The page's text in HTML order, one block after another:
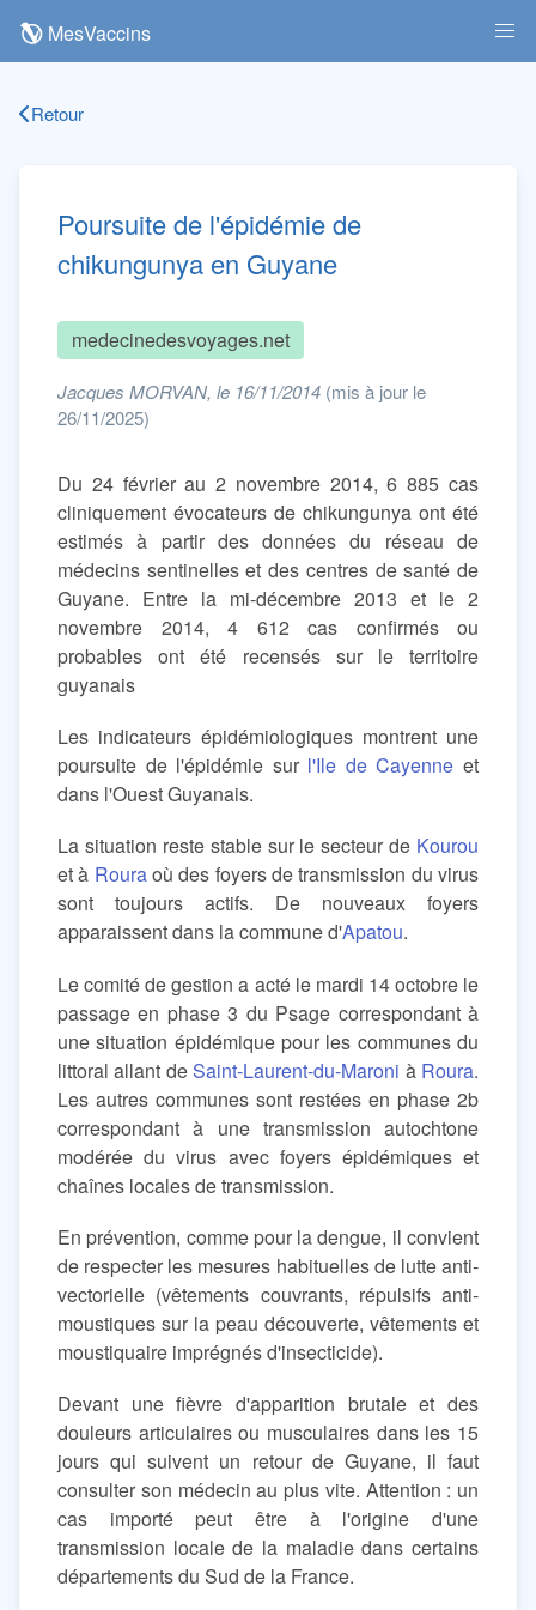
MesVaccins
Retour
Poursuite de l'épidémie de
chikungunya en Guyane
medecinedesvoyages.net
Jacques MORVAN, le 16/11/2014 (mis à jour le
26/11/2025)
Du 24 février au 2 novembre 2014, 6 885 cas
cliniquement évocateurs de chikungunya ont été
estimés à partir des données du réseau de
médecins sentinelles et des centres de santé de
Guyane. Entre la mi-décembre 2013 et le 2
novembre 2014, 4 612 cas confirmés ou
probables ont été recensés sur le territoire
guyanais
Les indicateurs épidémiologiques montrent une
poursuite de l'épidémie sur l'Ile de Cayenne et
dans l'Ouest Guyanais.
La situation reste stable sur le secteur de Kourou
et à Rouraoù des foyers de transmission du virus
sont toujours actifs. De nouveaux foyers
apparaissent dans la commune d'Apatou.
Le comité de gestion a acté le mardi 14 octobre le
passage en phase 3 du Psage correspondant à
une situation épidémique pour les communes du
littoral allant deSaint-Laurent-du-Maroni à Roura.
Les autres communes sont restées en phase 2b
correspondant à une transmission autochtone
modérée du virus avec foyers épidémiques et
chaînes locales de transmission.
En prévention, comme pour la dengue, il convient
de respecter les mesures habituelles de lutte anti-
vectorielle (vêtements couvrants, répulsifs anti-
moustiques sur la peau découverte, vêtements et
moustiquaire imprégnés d'insecticide).
Devant une fièvre d'apparition brutale et des
douleurs articulaires ou musculaires dans les 15
jours qui suivent un retour de Guyane, il faut
consulter son médecin au plus vite. Attention : un
cas importé peut être à l'origine d'une
transmission locale de la maladie dans certains
départements du Sud de la France.